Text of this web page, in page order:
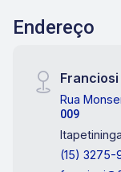
Endereço
Rua
009
(15) 3275-